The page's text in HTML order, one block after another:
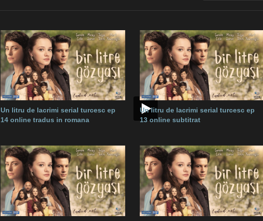
Un litru de lacrimi serial turcesc ep
14 online tradus in romana
Un litru de lacrimi serial turcesc ep
13 online subtitrat